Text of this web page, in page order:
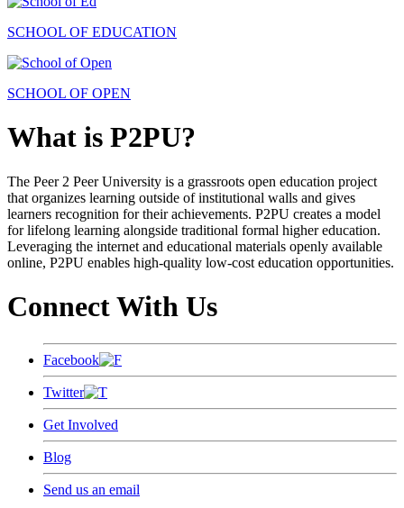
SCHOOL OF EDUCATION
SCHOOL OF OPEN
What is P2PU?
The Peer 2 Peer University is a grassroots open education project
that organizes learning outside of institutional walls and gives
learners recognition for their achievements. P2PU creates a model
for lifelong learning alongside traditional formal higher education.
Leveraging the internet and educational materials openly available
online, P2PU enables high-quality low-cost education opportunities.
Connect With Us
Facebook
Twitter
Get Involved
Blog
Send us an email